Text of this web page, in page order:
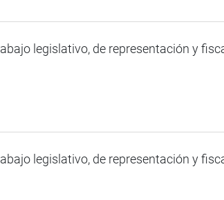
legislativo, de representación y
legislativo, de representación y